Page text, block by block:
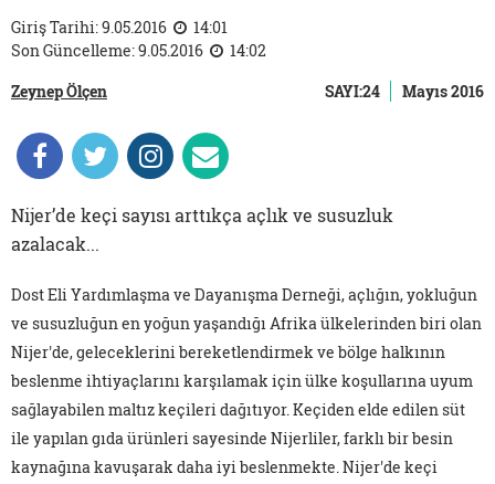
Giriş Tarihi: 9.05.2016
14:01
Son Güncelleme: 9.05.2016
14:02
Zeynep Ölçen
SAYI:24 Mayıs 2016
Nijer’de keçi sayısı arttıkça açlık ve susuzluk
azalacak...
Dost Eli Yardımlaşma ve Dayanışma Derneği, açlığın, yokluğun
ve susuzluğun en yoğun yaşandığı Afrika ülkelerinden biri olan
Nijer'de, geleceklerini bereketlendirmek ve bölge halkının
beslenme ihtiyaçlarını karşılamak için ülke koşullarına uyum
sağlayabilen maltız keçileri dağıtıyor. Keçiden elde edilen süt
ile yapılan gıda ürünleri sayesinde Nijerliler, farklı bir besin
kaynağına kavuşarak daha iyi beslenmekte. Nijer'de keçi